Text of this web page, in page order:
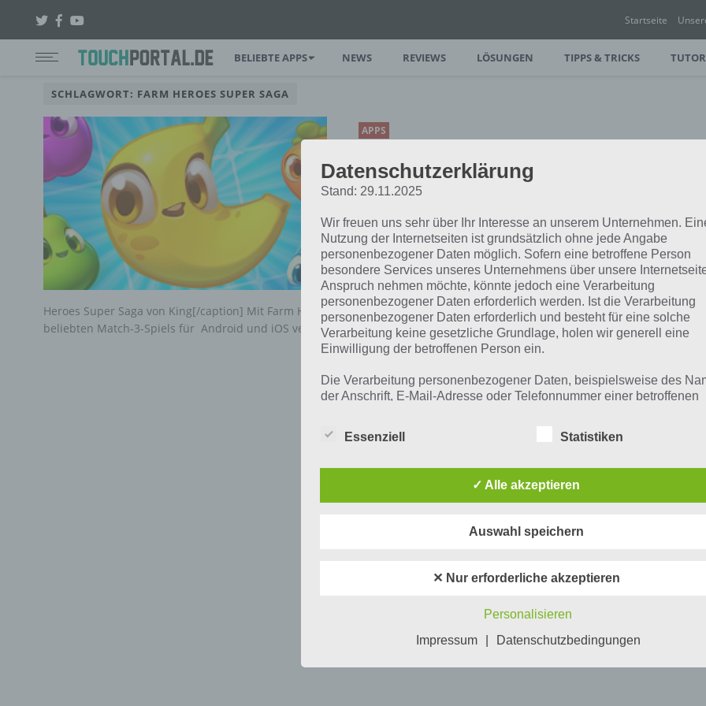
Startseite
BELIEBTE APPS NEWS REVIEWS LÖSUNGEN TIPPS & TRICKS
SCHLAGWORT: FARM HEROES SUPER SAGA
APPS
FARM HEROES SUPER
SAGA: NACHFOLGER DES
BELIEBTEN MATCH-3-
SPIEL
PAUL STELZER-13. MÄRZ 2016
[caption id="attachment_24201"
align="alignright" width="150"] Farm
Heroes Super Saga von King[/caption] Mit Farm Heroes Super Saga hat King den Nachfolger des
beliebten Match-3-Spiels für Android und iOS veröffentlicht.…
Datenschutzerklärung
Stand: 29.11.2025
Wir freuen uns sehr über Ihr Interesse an unserem Unternehmen.
Nutzung der Internetseiten ist grundsätzlich ohne jede Angabe
personenbezogener Daten möglich. Sofern eine betroffene Person
besondere Services unseres Unternehmens über unsere
Anspruch nehmen möchte, könnte jedoch eine Verarbeitung
personenbezogener Daten erforderlich werden. Ist die Verarbeitung
personenbezogener Daten erforderlich und besteht für eine solche
Verarbeitung keine gesetzliche Grundlage, holen wir generell eine
Einwilligung der betroffenen Person ein.
Die Verarbeitung personenbezogener Daten, beispielsweise des
der Anschrift, E-Mail-Adresse oder Telefonnummer einer betroffenen
Datenschutzbestimmungen. Mittels dieser Datenschutzerklärung
informieren. Ferner werden betroffene Personen mittels dieser
Datenschutzerklärung über die ihnen zustehenden Rechte
Wir haben als für die Verarbeitung Verantwortlicher zahlreiche
personenbezogenen Daten sicherzustellen. Dennoch können
aufweisen, sodass ein absoluter Schutz nicht gewährleistet werden
Aus diesem Grund steht es jeder betroffenen Person frei,
personenbezogene Daten auch auf alternativen Wegen,
Essenziell Statistiken
✓ Alle akzeptieren
Auswahl speichern
✕ Nur erforderliche akzeptieren
Personalisieren
Impressum
Datenschutzbedingungen